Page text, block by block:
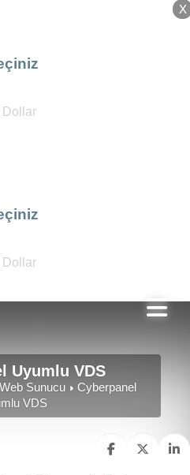
X
X
Uyumlu VDS
Web Sunucu
Cyberpanel
VDS